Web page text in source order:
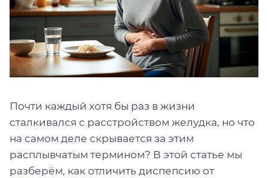
Почти каждый хотя бы раз в жизни
сталкивался с расстройством желудка, но что
на самом деле скрывается за этим
расплывчатым термином? В этой статье мы
разберём, как отличить диспепсию от